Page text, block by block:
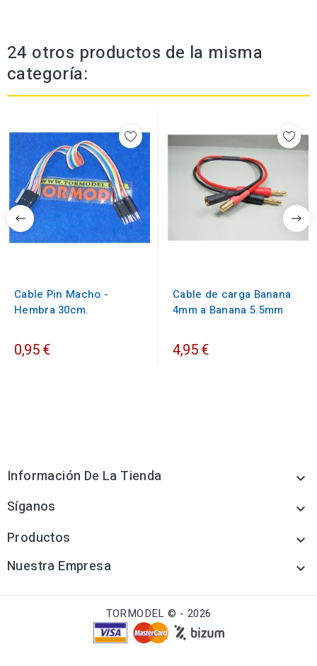
24 otros productos de la misma
categoría:
Cable Pin Macho -
Hembra 30cm.
0,95 €
Cable de carga Banana
4mm a Banana 5.5mm
4,95 €
Información De La Tienda 
Síganos 
Productos 
Nuestra Empresa 
TORMODEL © - 2026